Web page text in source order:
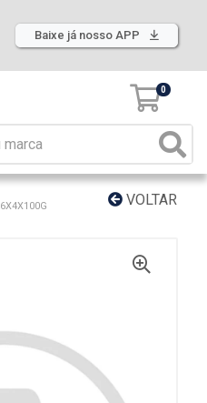
Baixe já nosso APP
0
VOLTAR